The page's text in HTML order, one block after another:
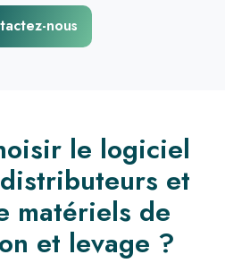
nous
le logiciel
et
matériels de
et levage ?